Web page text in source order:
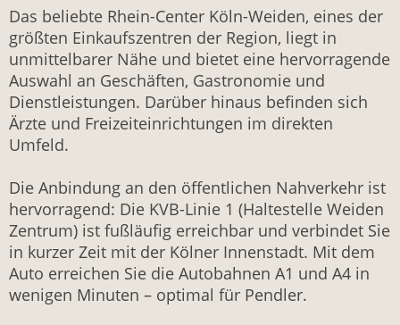
Das beliebte Rhein-Center Köln-Weiden, eines der
größten Einkaufszentren der Region, liegt in
unmittelbarer Nähe und bietet eine hervorragende
Auswahl an Geschäften, Gastronomie und
Dienstleistungen. Darüber hinaus befinden sich
Ärzte und Freizeiteinrichtungen im direkten
Umfeld.
Die Anbindung an den öffentlichen Nahverkehr ist
hervorragend: Die KVB-Linie 1 (Haltestelle Weiden
Zentrum) ist fußläufig erreichbar und verbindet Sie
in kurzer Zeit mit der Kölner Innenstadt. Mit dem
Auto erreichen Sie die Autobahnen A1 und A4 in
wenigen Minuten – optimal für Pendler.